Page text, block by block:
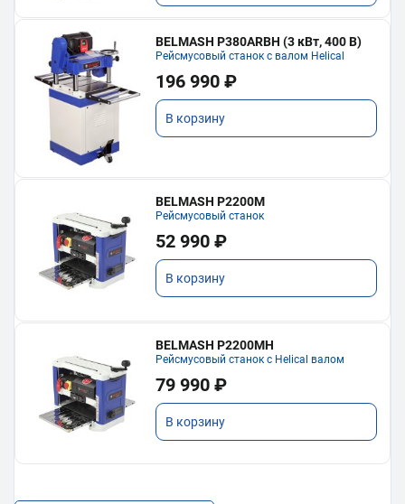
BELMASH P380ARBH (3 кВт, 400 В)
Рейсмусовый станок с валом Helical
196 990 ₽
В корзину
BELMASH P2200M
Рейсмусовый станок
52 990 ₽
В корзину
BELMASH P2200MH
Рейсмусовый станок с Helical валом
79 990 ₽
В корзину